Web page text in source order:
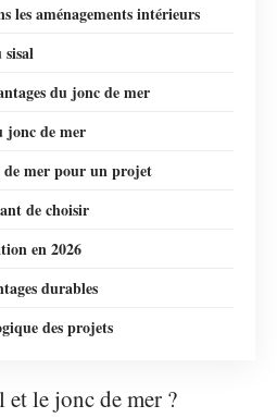
les aménagements intérieurs
du jonc de mer
de mer
de mer pour un projet
de choisir
en 2026
durables
des projets
et le jonc de mer ?